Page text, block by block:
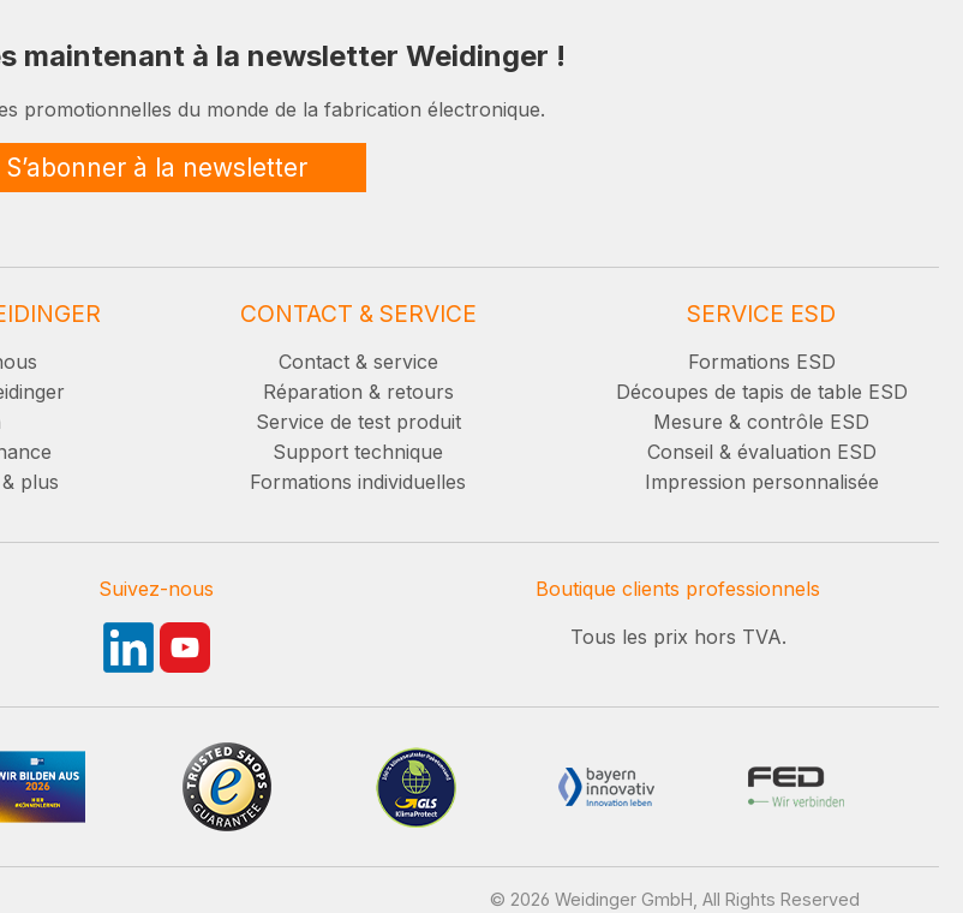
maintenant à la newsletter Weidinger !
promotionnelles du monde de la fabrication électronique.
S’abonner à la newsletter
plus
CONTACT & SERVICE
Contact & service
Réparation & retours
Service de test produit
Support technique
Formations individuelles
SERVICE ESD
Formations ESD
Découpes de tapis de table ESD
Mesure & contrôle ESD
Conseil & évaluation ESD
Impression personnalisée
Suivez-nous
Boutique clients professionnels
Tous les prix hors TVA.
© 2026 Weidinger GmbH, All Rights Reserved